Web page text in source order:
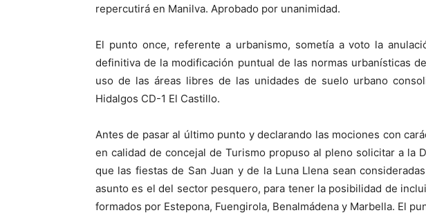
repercutirá en Manilva. Aprobado por unanimidad.
El punto once, referente a urbanismo, sometía a voto la
definitiva de la modificación puntual de las normas urbanísticas
uso de las áreas libres de las unidades de suelo urbano
Hidalgos CD-1 El Castillo.
Antes de pasar al último punto y declarando las mociones con
en calidad de concejal de Turismo propuso al pleno solicitar a la
que las fiestas de San Juan y de la Luna Llena sean
asunto es el del sector pesquero, para tener la posibilidad de
formados por Estepona, Fuengirola, Benalmádena y Marbella. El